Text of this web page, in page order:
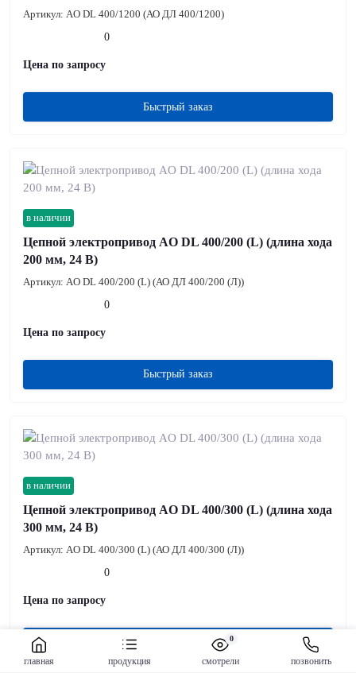
главная продукция смотрели
0
позвонить
Артикул: AO DL 400/1200 (АО ДЛ 400/1200)
0
Цена по запросу
Быстрый заказ
в наличии
Цепной электропривод AO DL 400/200 (L) (длина хода
200 мм, 24 В)
Артикул: AO DL 400/200 (L) (АО ДЛ 400/200 (Л))
0
Цена по запросу
Быстрый заказ
в наличии
Цепной электропривод AO DL 400/300 (L) (длина хода
300 мм, 24 В)
Артикул: AO DL 400/300 (L) (АО ДЛ 400/300 (Л))
0
Цена по запросу
Быстрый заказ